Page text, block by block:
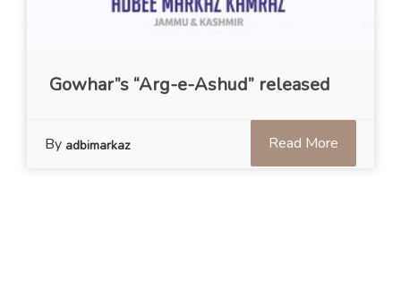
Gowhar”s “Arg-e-Ashud” released
By adbimarkaz Read More